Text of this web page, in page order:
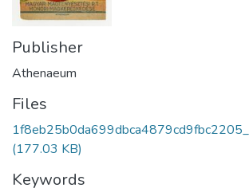
Publisher
Athenaeum
Files
(177.03 KB)
Keywords